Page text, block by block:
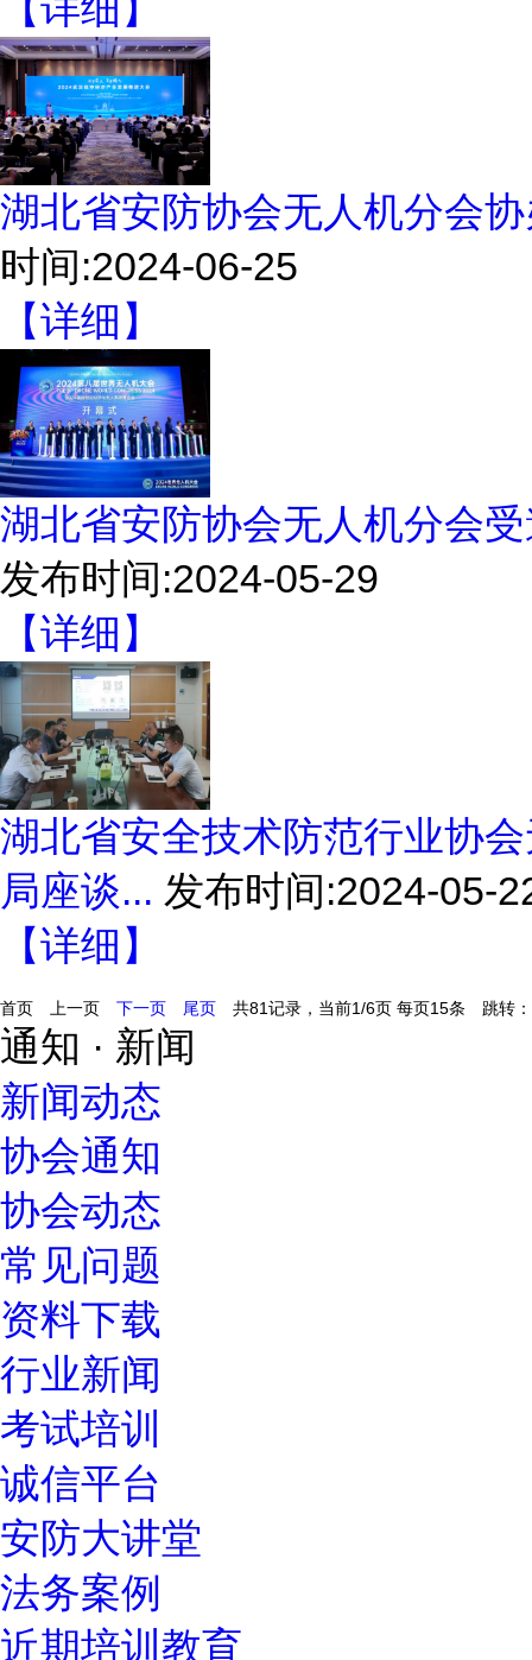
湖北省安防协会无人机分会
时间:2024-06-25
【详细】
湖北省安防协会无人机分会
发布时间:2024-05-29
【详细】
湖北省安全技术防范行业协
局座谈... 发布时间:2024-05-
【详细】
首页 上一页 下一页 尾页 共81记录，当前1/6页 每页15条 跳转：
通知 · 新闻
新闻动态
协会通知
协会动态
常见问题
资料下载
行业新闻
考试培训
诚信平台
安防大讲堂
法务案例
近期培训教育